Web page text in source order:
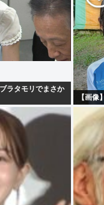
ラタモリでまさか
【画